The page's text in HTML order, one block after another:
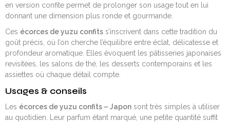
en version confite permet de prolonger son usage tout en lui
donnant une dimension plus ronde et gourmande.
Ces écorces de yuzu confits s’inscrivent dans cette tradition du
goût précis, où l’on cherche l’équilibre entre éclat, délicatesse et
profondeur aromatique. Elles évoquent les pâtisseries japonaises
revisitées, les salons de thé, les desserts contemporains et les
assiettes où chaque détail compte.
Usages & conseils
Les écorces de yuzu confits – Japon sont très simples à utiliser
au quotidien. Leur parfum étant marqué, une petite quantité suffit